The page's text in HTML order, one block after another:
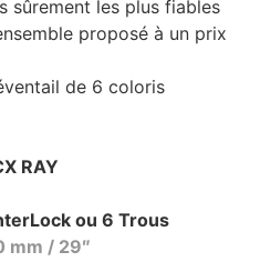
sûrement les plus fiables
proposé à un prix
de 6 coloris
RAY
ou 6 Trous
mm / 29″